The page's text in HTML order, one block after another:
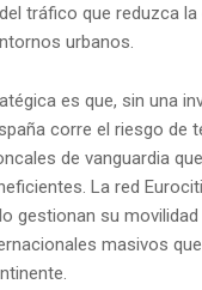
tráfico que reduzca
urbanos.
es que, sin una
corre el riesgo de
de vanguardia
La red
gestionan su movilidad
masivos